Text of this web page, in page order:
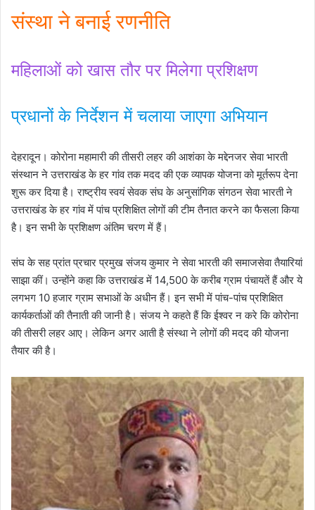
संस्था ने बनाई रणनीति
महिलाओं को खास तौर पर मिलेगा प्रशिक्षण
प्रधानों के निर्देशन में चलाया जाएगा अभियान
देहरादून। कोरोना महामारी की तीसरी लहर की आशंका के मद्देनजर सेवा भारती
संस्थान ने उत्तराखंड के हर गांव तक मदद की एक व्यापक योजना को मूर्तरूप देना
शुरू कर दिया है। राष्ट्रीय स्वयं सेवक संघ के अनुसांगिक संगठन सेवा भारती ने
उत्तराखंड के हर गांव में पांच प्रशिक्षित लोगों की टीम तैनात करने का फैसला किया
है। इन सभी के प्रशिक्षण अंतिम चरण में हैं।
संघ के सह प्रांत प्रचार प्रमुख संजय कुमार ने सेवा भारती की समाजसेवा तैयारियां
साझा कीं। उन्होंने कहा कि उत्तराखंड में 14,500 के करीब ग्राम पंचायतें हैं और ये
लगभग 10 हजार ग्राम सभाओं के अधीन हैं। इन सभी में पांच-पांच प्रशिक्षित
कार्यकर्ताओं की तैनाती की जानी है। संजय ने कहते हैं कि ईश्वर न करे कि कोरोना
की तीसरी लहर आए। लेकिन अगर आती है संस्था ने लोगों की मदद की योजना
तैयार की है।